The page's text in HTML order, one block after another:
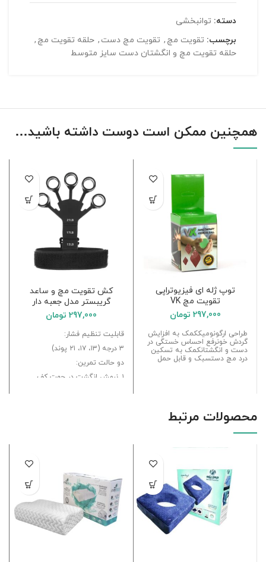
دسته: توانبخشی
برچسب: تقویت مچ , تقویت مچ دست , حلقه تقویت مچ ,
حلقه تقویت مچ و انگشتان دست سایز متوسط
همچنین ممکن است دوست داشته باشید…
توپ ژله ای فیزیوتراپی
تقویت مچ VK
297,000 تومان
طراحی ارگونومیککمک به افزایش
گردش خونرفع احساس خستگی در
دست و انگشتانکمک به تسکین
درد مچ دستسبک و قابل حمل
کش تقویت مچ و ساعد
گریبستر مدل جعبه دار
297,000 تومان
قابلیت تنظیم فشار:
۳ درجه (۱۳، ۱۷، ۲۱ پوند)
دو حالت تمرین:
۱. نرمش انگشت در جهت کف
محصولات مرتبط